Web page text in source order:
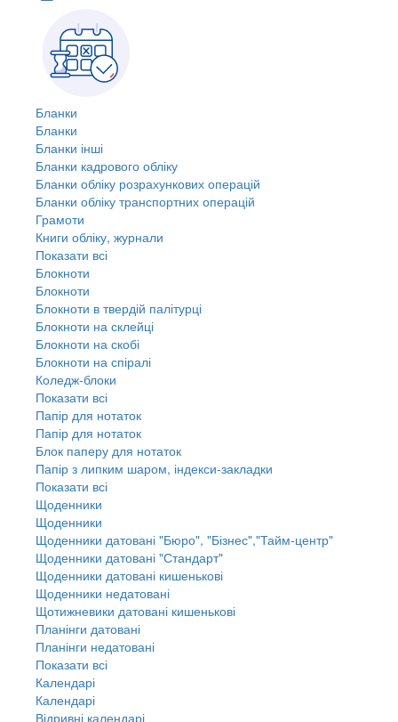
Бланки
Бланки
Бланки інші
Бланки кадрового обліку
Бланки обліку розрахункових операцій
Бланки обліку транспортних операцій
Грамоти
Книги обліку, журнали
Показати всі
Блокноти
Блокноти
Блокноти в твердій палітурці
Блокноти на склейці
Блокноти на скобі
Блокноти на спіралі
Коледж-блоки
Показати всі
Папір для нотаток
Папір для нотаток
Блок паперу для нотаток
Папір з липким шаром, індекси-закладки
Показати всі
Щоденники
Щоденники
Щоденники датовані "Бюро", "Бізнес","Тайм-центр"
Щоденники датовані "Стандарт"
Щоденники датовані кишенькові
Щоденники недатовані
Щотижневики датовані кишенькові
Планінги датовані
Планінги недатовані
Показати всі
Календарі
Календарі
Відривні календарі